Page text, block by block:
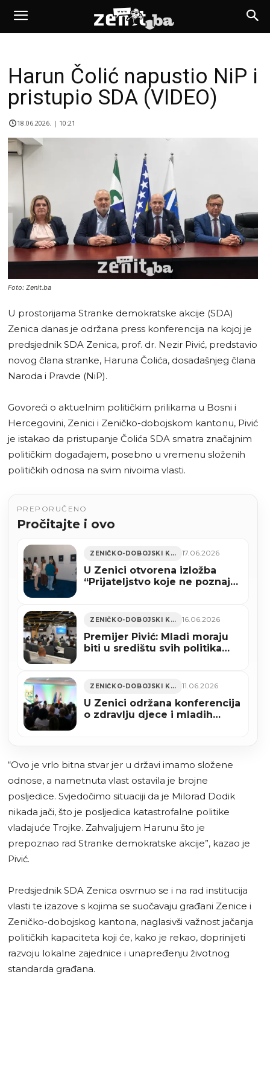
Harun Čolić napustio NiP i
pristupio SDA (VIDEO)
18.06.2026. | 10:21
Foto: Zenit.ba
U prostorijama Stranke demokratske akcije (SDA)
Zenica danas je održana press konferencija na kojoj je
predsjednik SDA Zenica, prof. dr. Nezir Pivić, predstavio
novog člana stranke, Haruna Čolića, dosadašnjeg člana
Naroda i Pravde (NiP).
Govoreći o aktuelnim političkim prilikama u Bosni i
Hercegovini, Zenici i Zeničko-dobojskom kantonu, Pivić
je istakao da pristupanje Čolića SDA smatra značajnim
političkim događajem, posebno u vremenu složenih
političkih odnosa na svim nivoima vlasti.
PREPORUČENO
Pročitajte i ovo
ZENIČKO-DOBOJSKI KANTON 17.06.2026
U Zenici otvorena izložba
“Prijateljstvo koje ne poznaje
ZENIČKO-DOBOJSKI KANTON 16.06.2026
Premijer Pivić: Mladi moraju
biti u središtu svih politika
ZENIČKO-DOBOJSKI KANTON 11.06.2026
U Zenici održana konferencija
o zdravlju djece i mladih
“Ovo je vrlo bitna stvar jer u državi imamo složene
odnose, a nametnuta vlast ostavila je brojne
posljedice. Svjedočimo situaciji da je Milorad Dodik
nikada jači, što je posljedica katastrofalne politike
vladajuće Trojke. Zahvaljujem Harunu što je
prepoznao rad Stranke demokratske akcije”, kazao je
Pivić.
Predsjednik SDA Zenica osvrnuo se i na rad institucija
vlasti te izazove s kojima se suočavaju građani Zenice i
Zeničko-dobojskog kantona, naglasivši važnost jačanja
političkih kapaciteta koji će, kako je rekao, doprinijeti
razvoju lokalne zajednice i unapređenju životnog
standarda građana.